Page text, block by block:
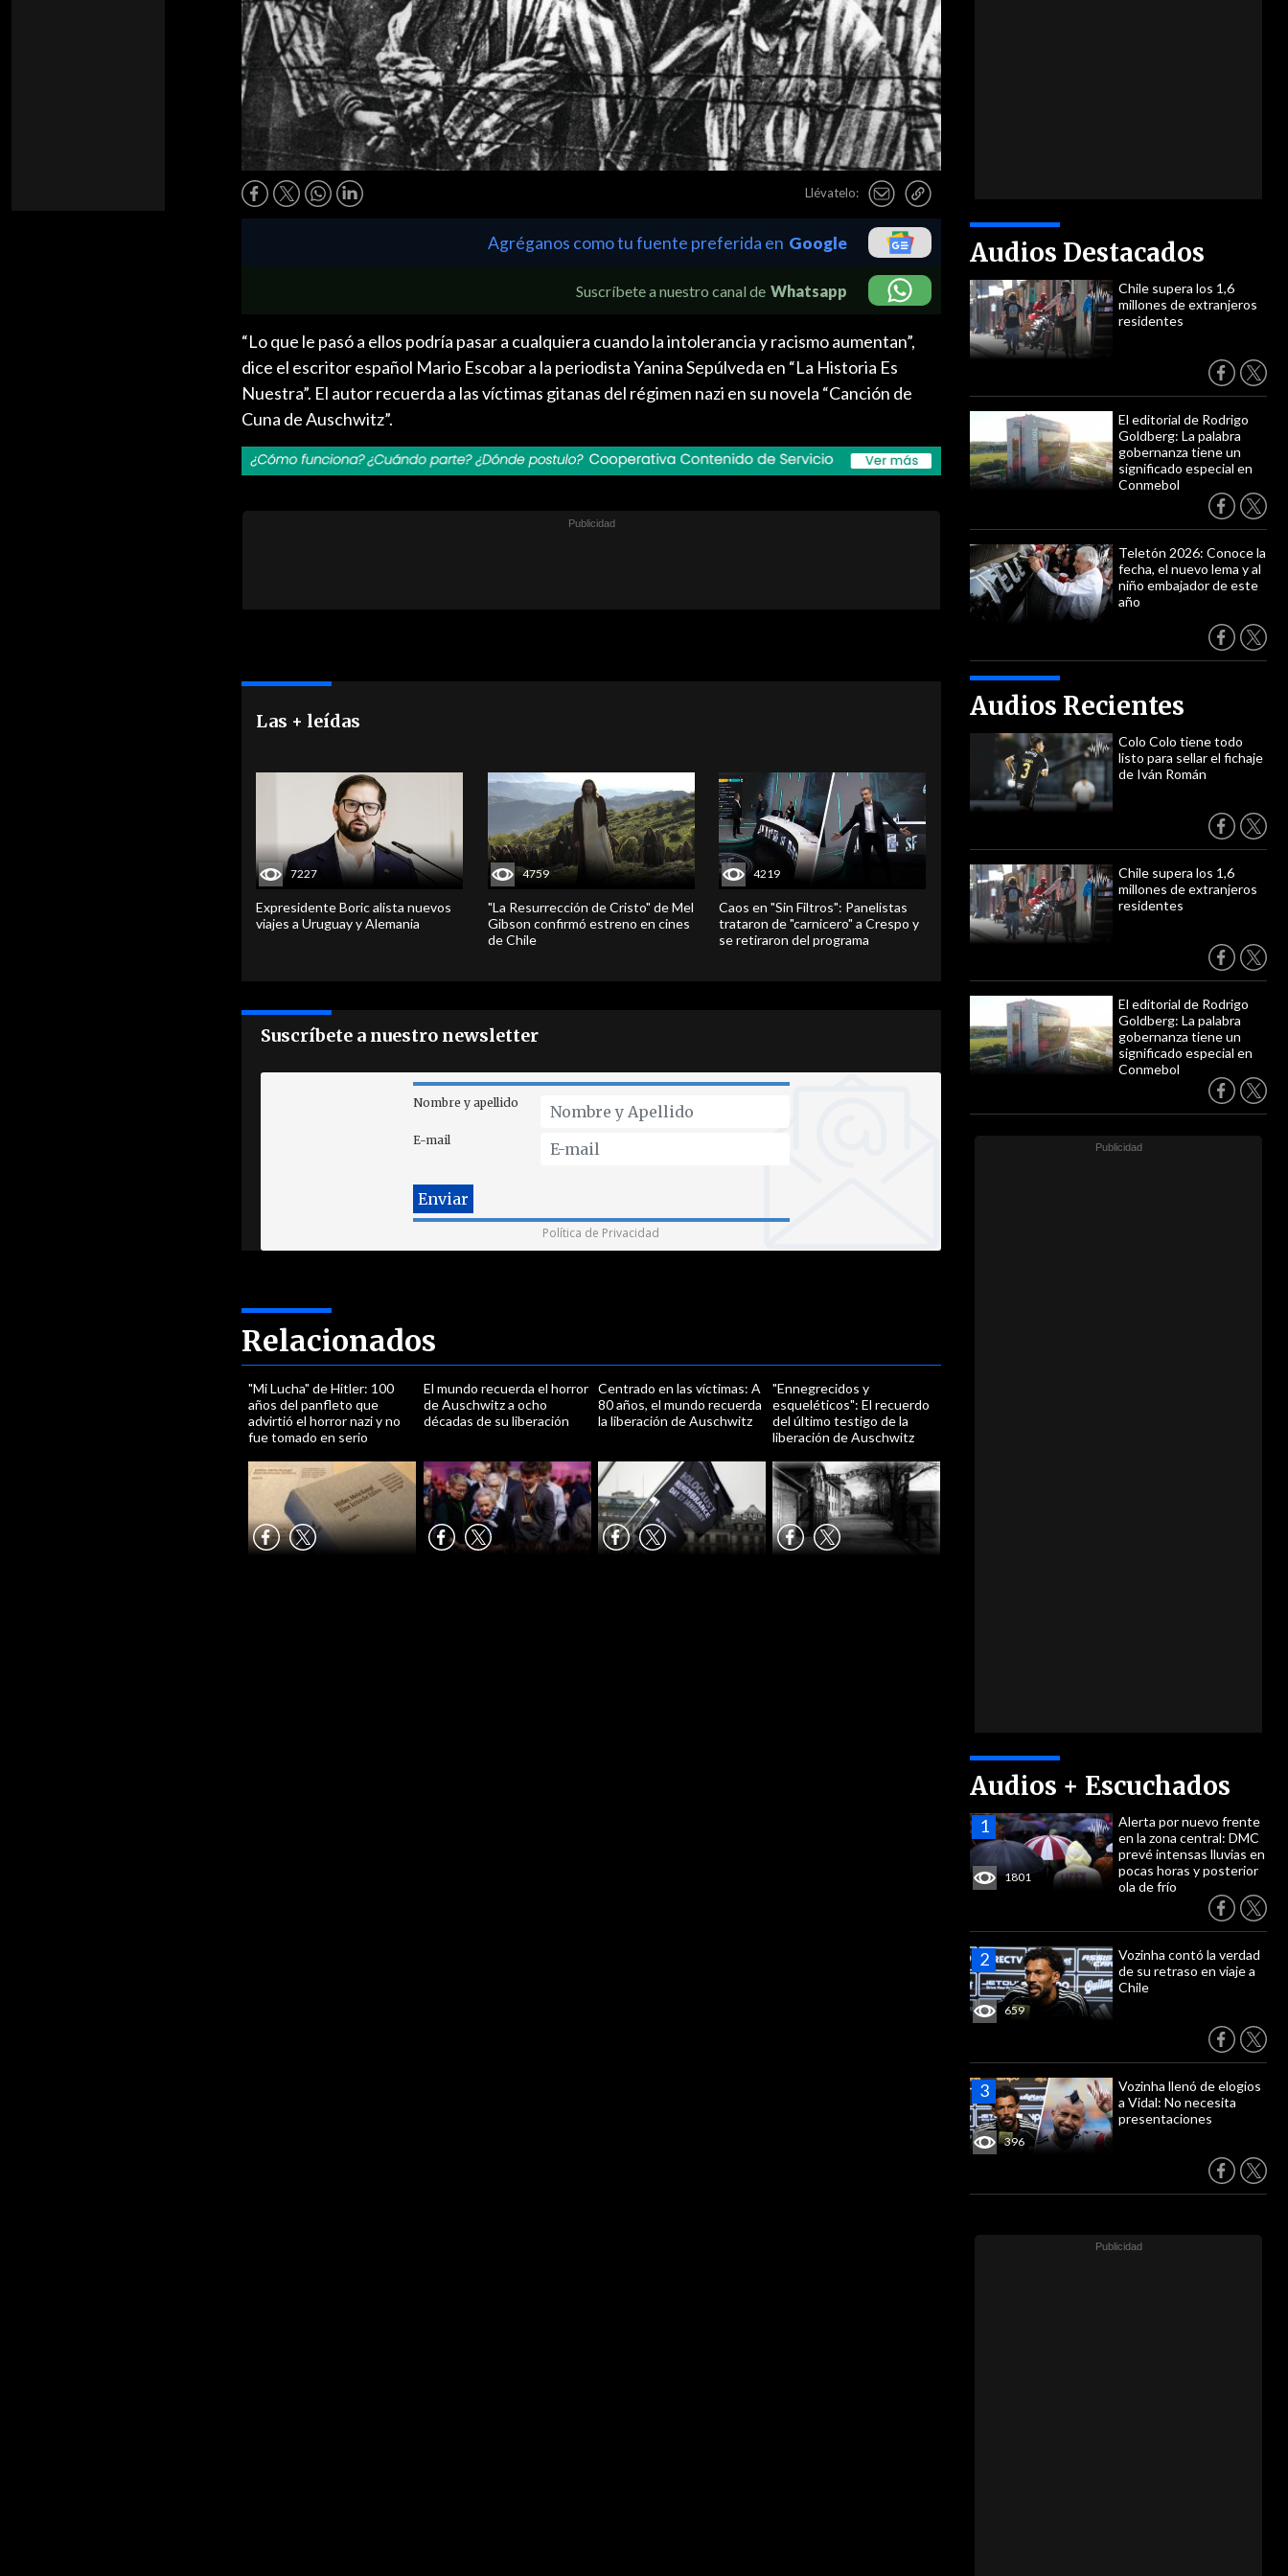
Llévatelo:
Audios Destacados
Chile supera los 1,6
millones de extranjeros
residentes
El editorial de Rodrigo
Goldberg: La palabra
gobernanza tiene un
significado especial en
Conmebol
Teletón 2026: Conoce la
fecha, el nuevo lema y al
niño embajador de este
año
Audios Recientes
Colo Colo tiene todo
listo para sellar el fichaje
de Iván Román
Chile supera los 1,6
millones de extranjeros
residentes
El editorial de Rodrigo
Goldberg: La palabra
gobernanza tiene un
significado especial en
Conmebol
Audios + Escuchados
1801
Alerta por nuevo frente
en la zona central: DMC
prevé intensas lluvias en
pocas horas y posterior
ola de frío
659
Vozinha contó la verdad
de su retraso en viaje a
Chile
396
Vozinha llenó de elogios
a Vidal: No necesita
presentaciones
Agréganos como tu fuente preferida en Google
Suscríbete a nuestro canal de Whatsapp
“Lo que le pasó a ellos podría pasar a cualquiera cuando la intolerancia y racismo aumentan”,
dice el escritor español Mario Escobar a la periodista Yanina Sepúlveda en “La Historia Es
Nuestra”. El autor recuerda a las víctimas gitanas del régimen nazi en su novela “Canción de
Cuna de Auschwitz”.
Las + leídas
7227
Expresidente Boric alista nuevos
viajes a Uruguay y Alemania
4759
"La Resurrección de Cristo" de Mel
Gibson confirmó estreno en cines
de Chile
4219
Caos en "Sin Filtros": Panelistas
trataron de "carnicero" a Crespo y
se retiraron del programa
Suscríbete a nuestro newsletter
Nombre y apellido
E-mail
Política de Privacidad
Relacionados
"Mi Lucha" de Hitler: 100
años del panfleto que
advirtió el horror nazi y no
fue tomado en serio
El mundo recuerda el horror
de Auschwitz a ocho
décadas de su liberación
Centrado en las víctimas: A
80 años, el mundo recuerda
la liberación de Auschwitz
"Ennegrecidos y
esqueléticos": El recuerdo
del último testigo de la
liberación de Auschwitz